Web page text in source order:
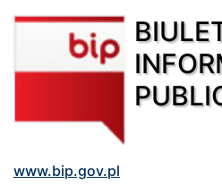
www.bip.gov.pl